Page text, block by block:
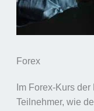
Forex
Im Forex-Kurs
Teilnehmer, wie